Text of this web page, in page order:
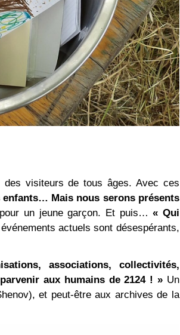
visiteurs de tous âges. Avec ces
enfants… Mais nous serons présents
pour un jeune garçon. Et puis…« Qui
actuels sont désespérants,
associations, collectivités,
aux humains de 2124 ! »Un
et peut-être aux archives de la